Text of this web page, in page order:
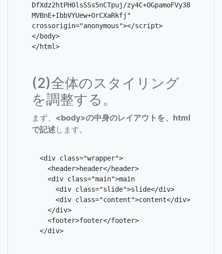
DfXdz2htPH0lsSSs5nCTpuj/zy4C+OGpamoFVy38
MVBnE+IbbVYUew+OrCXaRkfj"
crossorigin="anonymous"></script>
</body>
</html>
(2)全体のスタイリング
を調整する。
まず、 <body>の中身のレイアウトを、html
で記述します。
  </div>